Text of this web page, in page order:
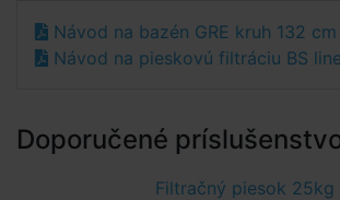
Návod na bazén GRE kruh 132 cm
Návod na pieskovú filtráciu BS
Doporučené
Filtračný piesok 25kg